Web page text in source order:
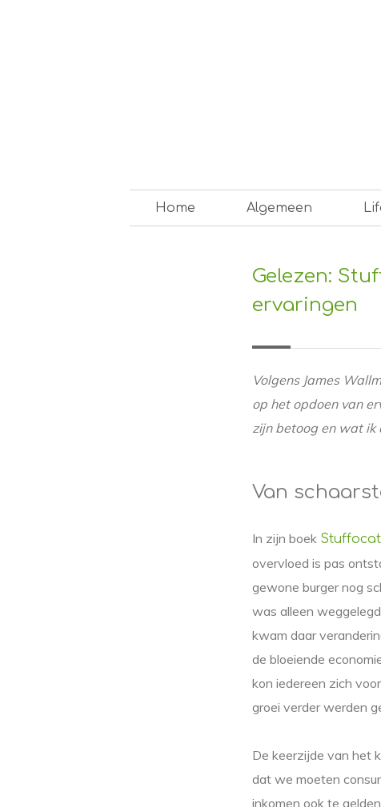
Home Algemeen
Gelezen:
ervaringen
Volgens James
op het opdoen van
zijn betoog en wat ik
Van
In zijn boek
overvloed is pas
gewone burger nog
was alleen
kwam daar
de bloeiende
kon iedereen zich
groei verder werden
De keerzijde van het
dat we moeten
inkomen ook te